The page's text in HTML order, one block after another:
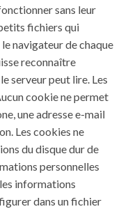
sans leur
fichiers qui
navigateur de chaque
reconnaître
serveur peut lire. Les
cookie ne permet
une adresse e-mail
Les cookies ne
du disque dur de
personnelles
informations
dans un fichier